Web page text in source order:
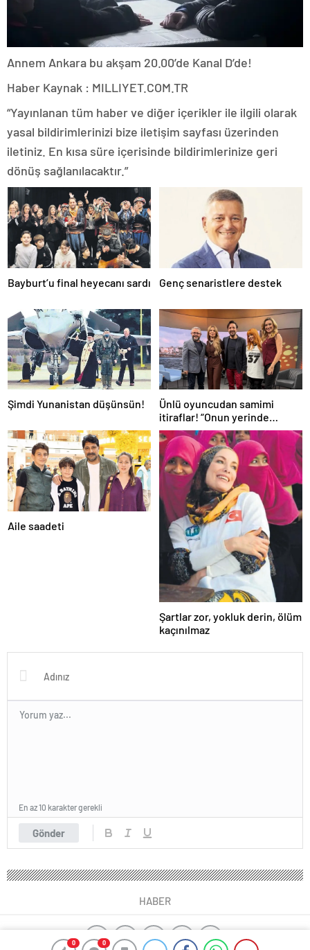
0 0
Annem Ankara bu akşam 20.00’de Kanal D’de!
Haber Kaynak : MILLIYET.COM.TR
“Yayınlanan tüm haber ve diğer içerikler ile ilgili olarak
yasal bildirimlerinizi bize iletişim sayfası üzerinden
iletiniz. En kısa süre içerisinde bildirimlerinize geri
dönüş sağlanılacaktır.”
Bayburt’u final heyecanı sardı Genç senaristlere destek
Şimdi Yunanistan düşünsün!
Ünlü oyuncudan samimi
itiraflar! “Onun yerinde
olsaydım diye çok düşündüm”
Aile saadeti
Şartlar zor, yokluk derin, ölüm
kaçınılmaz
Gönder
En az 10 karakter gerekli
HABER